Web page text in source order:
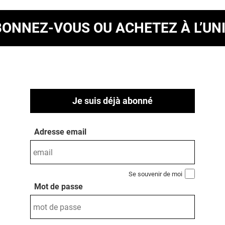
VOUS OU ACHETEZ À
Je suis déjà abonné
Adresse email
Se souvenir de moi
Mot de passe